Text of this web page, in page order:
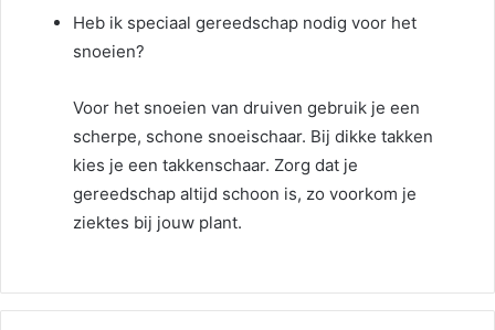
Heb ik speciaal gereedschap nodig voor het
snoeien?
Voor het snoeien van druiven gebruik je een
scherpe, schone snoeischaar. Bij dikke takken
kies je een takkenschaar. Zorg dat je
gereedschap altijd schoon is, zo voorkom je
ziektes bij jouw plant.